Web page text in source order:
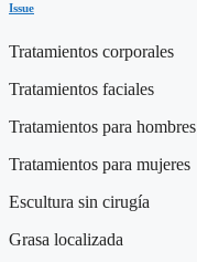
Issue
Tratamientos corporales
Tratamientos faciales
Tratamientos para hombres
Tratamientos para mujeres
Escultura sin cirugía
Grasa localizada